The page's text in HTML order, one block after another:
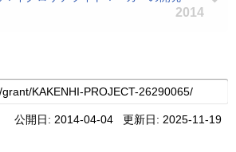
2014
公開日: 2014-04-04 更新日: 2025-11-19